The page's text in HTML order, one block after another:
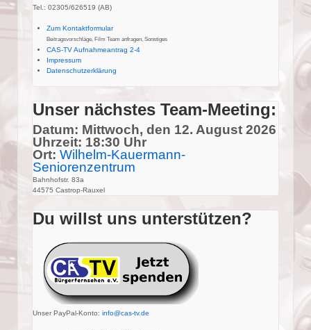
Tel.: 02305/626519 (AB)
Zum Kontaktformular
Beitragsvorschläge, Film Team anfragen, Sonstiges
CAS-TV Aufnahmeantrag 2-4
Impressum
Datenschutzerklärung
Unser nächstes Team-Meeting:
Datum: Mittwoch, den 12. August 2026
Uhrzeit: 18:30 Uhr
Ort: Wilhelm-Kauermann-
Seniorenzentrum
Bahnhofstr. 83a
44575 Castrop-Rauxel
Du willst uns unterstützen?
Unser PayPal-Konto: info@cas-tv.de